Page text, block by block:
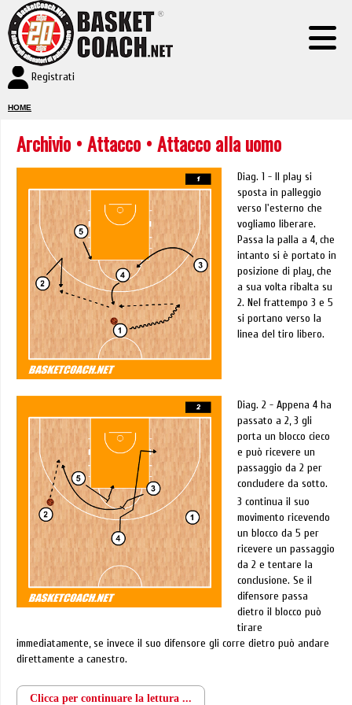
Registrati
HOME
Archivio •Attacco • Attacco alla uomo
Diag. 1 - Il play si
sposta in palleggio
verso l'esterno che
vogliamo liberare.
Passa la palla a 4, che
intanto si è portato in
posizione di play, che
a sua volta ribalta su
2. Nel frattempo 3 e 5
si portano verso la
linea del tiro libero.
Diag. 2 - Appena 4 ha
passato a 2, 3 gli
porta un blocco cieco
e può ricevere un
passaggio da 2 per
concludere da sotto.
3 continua il suo
movimento ricevendo
un blocco da 5 per
ricevere un passaggio
da 2 e tentare la
conclusione. Se il
difensore passa
dietro il blocco può
tirare
immediatamente, se invece il suo difensore gli corre dietro può andare
direttamente a canestro.
Clicca per continuare la lettura ...